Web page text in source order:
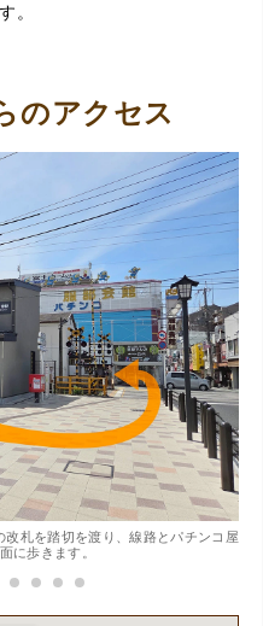
安心できるお店であると
にも関わらず、とても親
っていた以上の信用でき
い取って頂きました。あ
ル査定した際の1.5倍の金
した。楽器も安心してお
。
のアクセス
改札を踏切を渡り、線路とパチンコ屋
に歩きます。